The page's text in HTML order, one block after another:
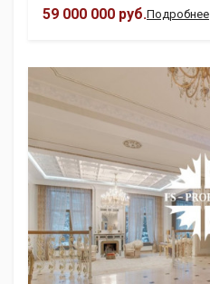
59 000 000 руб.Подробнее